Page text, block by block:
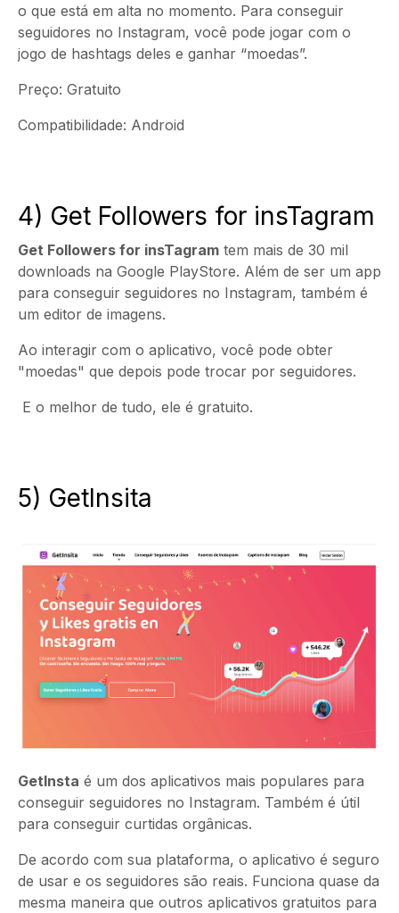
o que está em alta no momento. Para conseguir
seguidores no Instagram, você pode jogar com o
jogo de hashtags deles e ganhar “moedas”.
Preço: Gratuito
Compatibilidade: Android
4) Get Followers for insTagram
Get Followers for insTagram tem mais de 30 mil
downloads na Google PlayStore. Além de ser um app
para conseguir seguidores no Instagram, também é
um editor de imagens.
Ao interagir com o aplicativo, você pode obter
"moedas" que depois pode trocar por seguidores.
E o melhor de tudo, ele é gratuito.
5) GetInsita
GetInsta é um dos aplicativos mais populares para
conseguir seguidores no Instagram. Também é útil
para conseguir curtidas orgânicas.
De acordo com sua plataforma, o aplicativo é seguro
de usar e os seguidores são reais. Funciona quase da
mesma maneira que outros aplicativos gratuitos para